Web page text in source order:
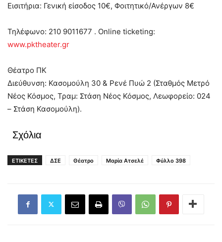
Εισιτήρια: Γενική είσοδος 10€, Φοιτητικό/Ανέργων 8€
Τηλέφωνο: 210 9011677 . Οnline ticketing:
www.pktheater.gr
Θέατρο ΠΚ
Διεύθυνση: Κασομούλη 30 & Ρενέ Πυώ 2 (Σταθμός Μετρό
Νέος Κόσμος, Τραμ: Στάση Νέος Κόσμος, Λεωφορείο: 024
– Στάση Κασομούλη).
Σχόλια
ΕΤΙΚΕΤΕΣ ΔΣΕ Θέατρο Μαρία Ατσελέ Φύλλο 398